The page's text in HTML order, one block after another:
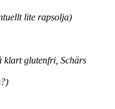
lite rapsolja)
klart glutenfri, Schärs